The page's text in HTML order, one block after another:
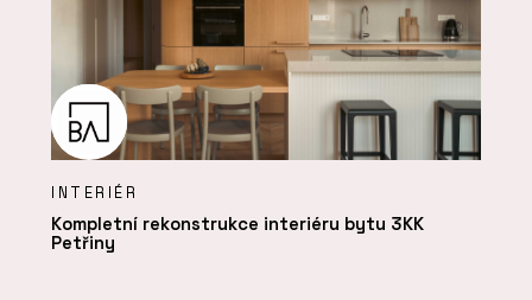
INTERIÉR
Kompletní rekonstrukce interiéru bytu 3KK
Petřiny